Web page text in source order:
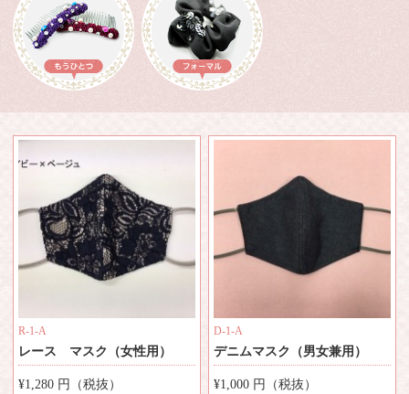
R-1-A
レース マスク（女性用）
¥1,280 円（税抜）
D-1-A
デニムマスク（男女兼用）
¥1,000 円（税抜）